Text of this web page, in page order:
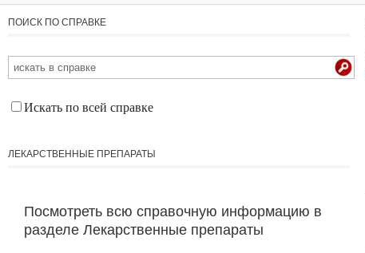
ПОИСК ПО СПРАВКЕ
Искать по всей справке
ЛЕКАРСТВЕННЫЕ ПРЕПАРАТЫ
Посмотреть всю справочную информацию в
разделе Лекарственные препараты